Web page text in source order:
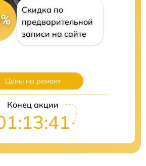
Скидка по
предварительной
записи на сайте
Цены на ремонт
Конец акции